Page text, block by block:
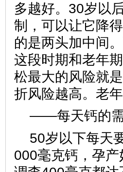
多越好。30岁以
制，可以让它降
的是两头加中间
这段时期和老年
松最大的风险就
折风险越高。老
——每天钙的
50岁以下每天
000毫克钙，孕